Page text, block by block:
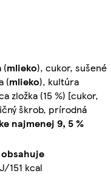
(mlieko), cukor, sušené
(mlieko), kultúra
zložka (15 %) [cukor,
škrob, prírodná
najmenej 9, 5 %
obsahuje
151 kcal